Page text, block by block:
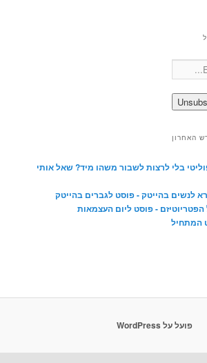
האחרון
בלי לרצות לשבור משהו מיד? שאל אותי
לנשים בהייטק - פוסט לגברים בהייטק
- פוסט ליום העצמאות
המתחיל
פועל על WordPress